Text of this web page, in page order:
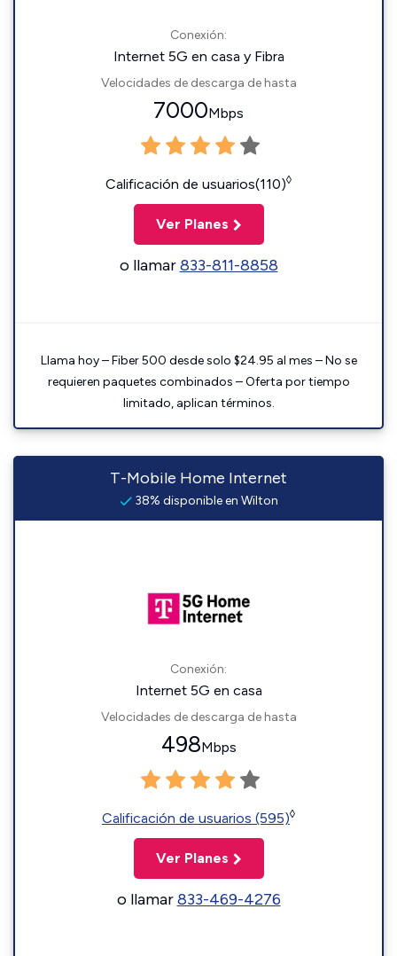
Conexión:
Internet 5G en casa y Fibra
Velocidades de descarga de hasta
7000Mbps
Calificación de usuarios(110)◊
Ver Planes
o llamar833-811-8858
Llama hoy – Fiber 500 desde solo $24.95 al mes – No se
requieren paquetes combinados – Oferta por tiempo
limitado, aplican términos.
T-Mobile Home Internet
38% disponible en Wilton
Conexión:
Internet 5G en casa
Velocidades de descarga de hasta
498Mbps
Calificación de usuarios (595)◊
Ver Planes
o llamar833-469-4276